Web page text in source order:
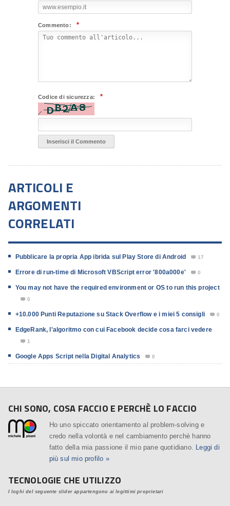
Commento: *
Codice di sicurezza: *
ARTICOLI E
ARGOMENTI
CORRELATI
Pubblicare la propria App ibrida sul Play Store di Android  17
Errore di run-time di Microsoft VBScript error '800a000e'  0
You may not have the required environment or OS to run this project
 0
+10.000 Punti Reputazione su Stack Overflow e i miei 5 consigli  0
EdgeRank, l'algoritmo con cui Facebook decide cosa farci vedere
 1
Google Apps Script nella Digital Analytics  0
CHI SONO, COSA FACCIO E PERCHÈ LO FACCIO
Ho uno spiccato orientamento al problem-solving e
credo nella volontà e nel cambiamento perchè hanno
fatto della mia passione il mio pane quotidiano. Leggi di
più sul mio profilo »
TECNOLOGIE CHE UTILIZZO
I loghi del seguente slider appartengono ai legittimi proprietari